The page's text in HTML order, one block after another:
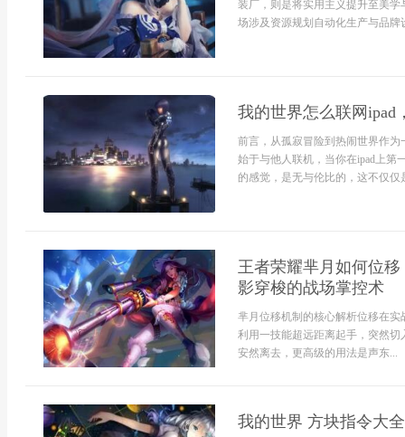
装厂，则是将实用主义提升至美
场涉及资源规划自动化生产与品
我的世界怎么联网ipad
前言，从孤寂冒险到热闹世界作
始于与他人联机，当你在ipad上第
的感觉，是无与伦比的，这不仅仅
王者荣耀芈月如何位
影穿梭的战场掌控术
芈月位移机制的核心解析位移在
利用一技能超远距离起手，突然
安然离去，更高级的用法是声东...
我的世界 方块指令大